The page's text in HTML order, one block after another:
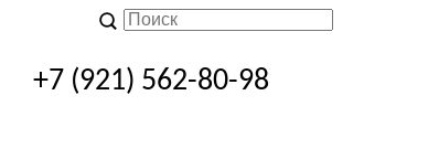
+7 (921) 562-80-98